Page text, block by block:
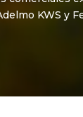
KWS y